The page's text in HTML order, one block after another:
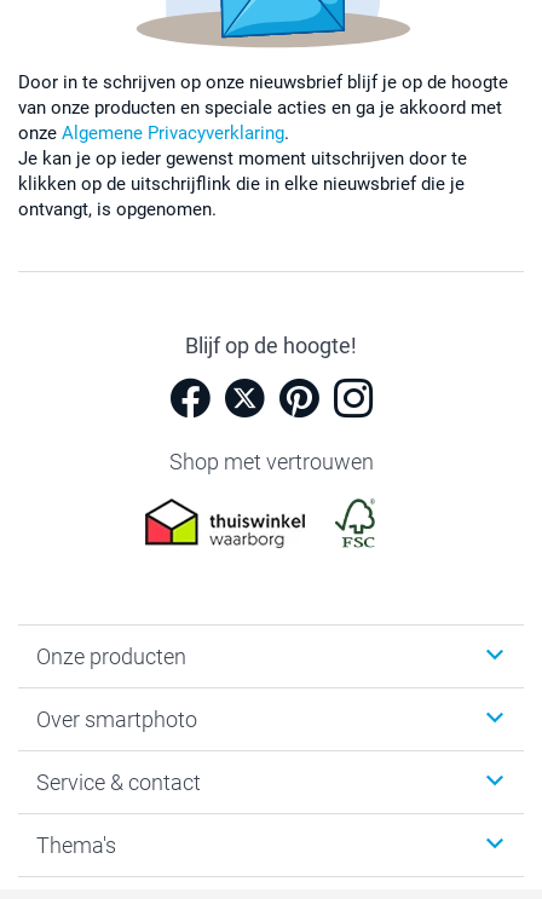
Door in te schrijven op onze nieuwsbrief blijf je op de hoogte
van onze producten en speciale acties en ga je akkoord met
onze Algemene Privacyverklaring.
Je kan je op ieder gewenst moment uitschrijven door te
klikken op de uitschrijflink die in elke nieuwsbrief die je
ontvangt, is opgenomen.
Blijf op de hoogte!
Shop met vertrouwen
Onze producten
Fotoboeken
Fotocadeaus
Kaarten
Over smartphoto
Vacatures
Bestelproces
Service & contact
Tevredenheidsgarantie
Thema's